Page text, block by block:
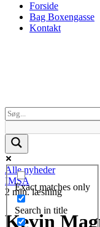
Forside
Bag Boxengasse
Kontakt
Exact matches only
Search in title
Alle nyheder
IMSA
2 min. læsning
Kevin